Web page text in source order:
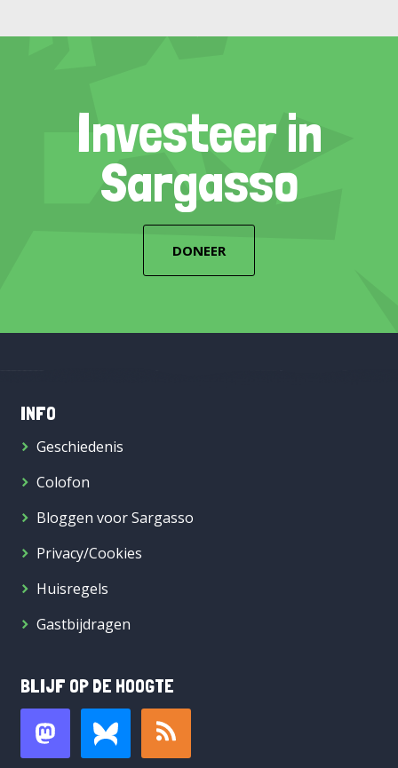
Investeer in
Sargasso
DONEER
INFO
Geschiedenis
Colofon
Bloggen voor Sargasso
Privacy/Cookies
Huisregels
Gastbijdragen
BLIJF OP DE HOOGTE